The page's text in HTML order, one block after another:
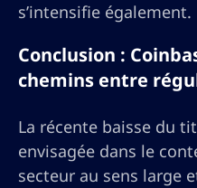
s’intensifie également.
Conclusion :
chemins entre
La récente baisse du
envisagée dans le
secteur au sens large